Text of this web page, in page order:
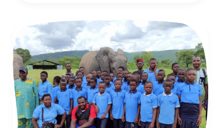
Education
environnementale
dans
le
parc
Djmadè
au
Togo